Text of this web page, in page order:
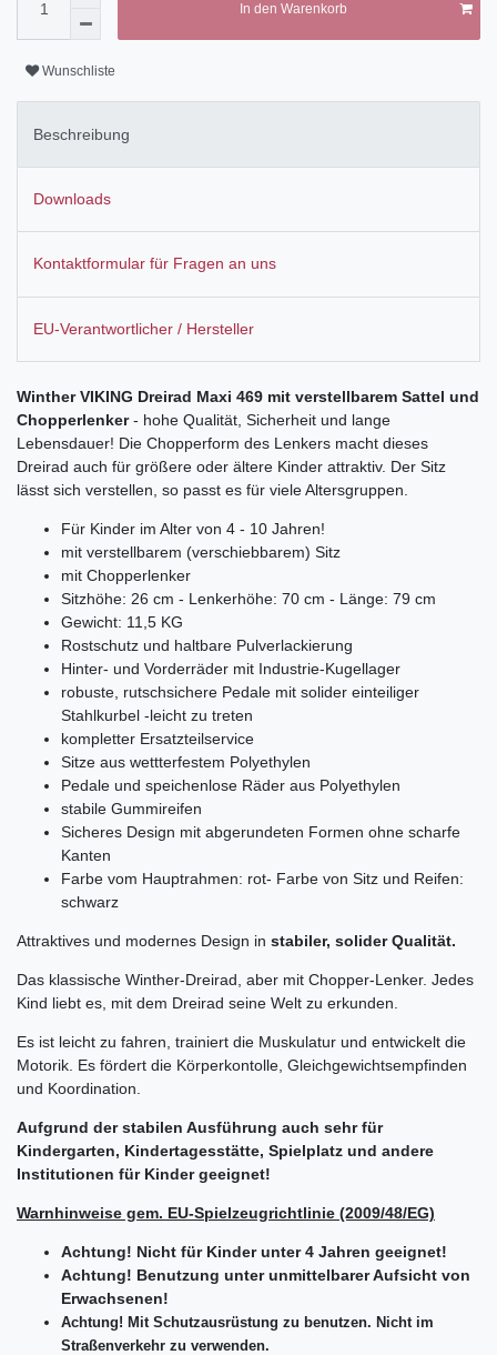
In den Warenkorb
Wunschliste
Beschreibung
Downloads
Kontaktformular für Fragen an uns
EU-Verantwortlicher / Hersteller
Winther VIKING Dreirad Maxi 469 mit verstellbarem Sattel und
Chopperlenker- hohe Qualität, Sicherheit und lange
Lebensdauer! Die Chopperform des Lenkers macht dieses
Dreirad auch für größere oder ältere Kinder attraktiv. Der Sitz
lässt sich verstellen, so passt es für viele Altersgruppen.
Für Kinder im Alter von 4 - 10 Jahren!
mit verstellbarem (verschiebbarem) Sitz
mit Chopperlenker
Sitzhöhe: 26 cm - Lenkerhöhe: 70 cm - Länge: 79 cm
Gewicht: 11,5 KG
Rostschutz und haltbare Pulverlackierung
Hinter- und Vorderräder mit Industrie-Kugellager
robuste, rutschsichere Pedale mit solider einteiliger
Stahlkurbel -leicht zu treten
kompletter Ersatzteilservice
Sitze aus wettterfestem Polyethylen
Pedale und speichenlose Räder aus Polyethylen
stabile Gummireifen
Sicheres Design mit abgerundeten Formen ohne scharfe
Kanten
Farbe vom Hauptrahmen: rot- Farbe von Sitz und Reifen:
schwarz
Attraktives und modernes Design in stabiler, solider Qualität.
Das klassische Winther-Dreirad, aber mit Chopper-Lenker. Jedes
Kind liebt es, mit dem Dreirad seine Welt zu erkunden.
Es ist leicht zu fahren, trainiert die Muskulatur und entwickelt die
Motorik. Es fördert die Körperkontolle, Gleichgewichtsempfinden
und Koordination.
Aufgrund der stabilen Ausführung auch sehr für
Kindergarten, Kindertagesstätte, Spielplatz und andere
Institutionen für Kinder geeignet!
Warnhinweise gem. EU-Spielzeugrichtlinie (2009/48/EG)
Achtung! Nicht für Kinder unter 4 Jahren geeignet!
Achtung! Benutzung unter unmittelbarer Aufsicht von
Erwachsenen!
Achtung! Mit Schutzausrüstung zu benutzen. Nicht im
Straßenverkehr zu verwenden.